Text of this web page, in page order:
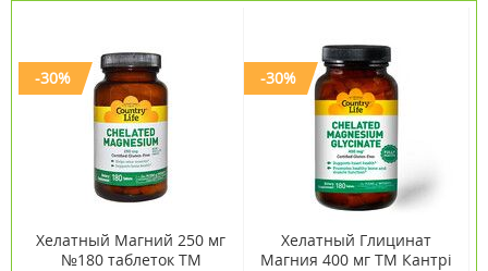
-30%
Хелатный Магний 250 мг
№180 таблеток ТМ
-30%
Хелатный Глицинат
Магния 400 мг ТМ Кантрі